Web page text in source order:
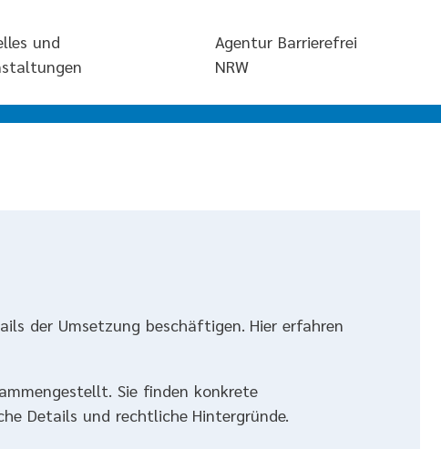
und
Agentur Barrierefrei
NRW
der Umsetzung beschäftigen. Hier erfahren
Sie finden konkrete
Details und rechtliche Hintergründe.